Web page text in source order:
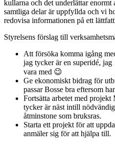
kullarna och det underlättar
samtliga delar är uppfyllda och vi
redovisa informationen på ett
Styrelsens förslag till
Att försöka komma igång
jag tycker är en superidé,
vara med 😉
Ge ekonomiskt bidrag för
passar Bosse bra eftersom
Fortsätta arbetet med
tycker är näst intill
åtminstone som bruksras.
Starta ett projekt för att
anmäler sig för att hjälpa till.